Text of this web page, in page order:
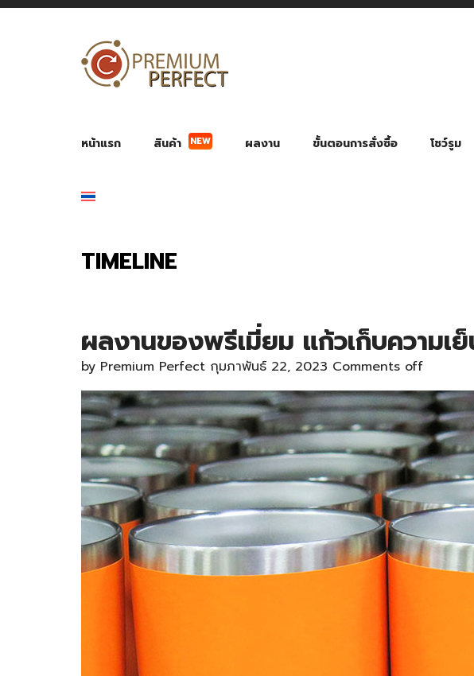
หน้าแรก สินค้า NEW ผลงาน ขั้นตอนการสั่งซื้อ โชว์รูม
TIMELINE
ผลงานของพรีเมี่ยม แก้วเก็บความเ
by Premium Perfect กุมภาพันธ์ 22, 2023 Comments off